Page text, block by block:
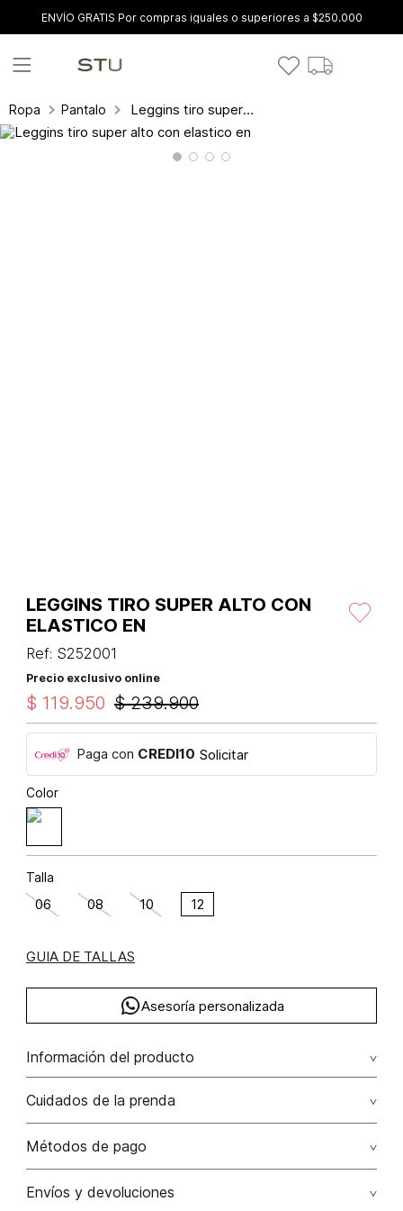
ENVÍO GRATIS Por compras iguales o superiores a $250.000
Ropa Pantalones y leggings Leggins tiro super alto con elastico en
LEGGINS TIRO SUPER ALTO CON
ELASTICO EN
Ref: S252001
Precio exclusivo online
$ 239.900
$ 119.950
Paga con CREDI10 Solicitar
Color
Talla
06 08 10 12
GUIA DE TALLAS
Asesoría personalizada
Información del producto
Viscosa 73.1000000000 elastano 3.3000000000 poliamida
23.6000000000 73.10% viscosa/viscose23.60%
poliamida/polyamide3.30% elastano/elastane
Cuidados de la prenda
No dejar en remojo /lavar por separado / no utilizar
Métodos de pago
Tarjetas de crédito: Visa, Dinners, Master Card y American
Envíos y devoluciones